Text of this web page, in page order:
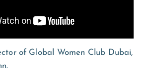
of Global Women Club Dubai,